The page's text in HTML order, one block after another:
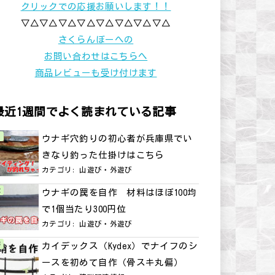
クリックでの応援お願いします！！
▽△▽△▽△▽△▽△▽△▽△▽△
さくらんぼーへの
お問い合わせはこちらへ
商品レビューも受け付けます
近1週間でよく読まれている記事
ウナギ穴釣りの初心者が兵庫県でい
きなり釣った仕掛けはこちら
カテゴリ: 山遊び・外遊び
ウナギの罠を自作 材料はほぼ100均
で1個当たり300円位
カテゴリ: 山遊び・外遊び
カイデックス（Kydex）でナイフのシ
ースを初めて自作（骨スキ丸偏）